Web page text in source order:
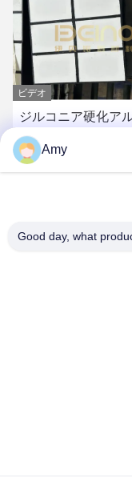
ZTA セラミック
ラミックス
最もよい
い
Amy
Good day, what